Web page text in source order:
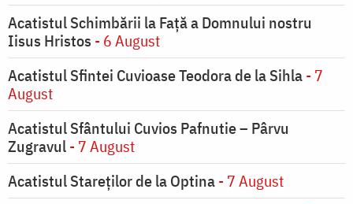
Acatistul Schimbării la Faţă a Domnului nostru
Iisus Hristos - 6 August
Acatistul Sfintei Cuvioase Teodora de la Sihla- 7
August
Acatistul Sfântului Cuvios Pafnutie – Pârvu
Zugravul- 7 August
Acatistul Stareţilor de la Optina- 7 August